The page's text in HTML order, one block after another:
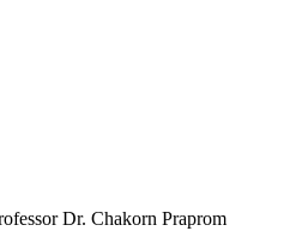
Dr. Chakorn Praprom